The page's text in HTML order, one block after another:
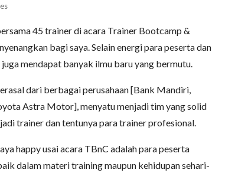
45 trainer di acara Trainer Bootcamp &
bagi saya. Selain energi para peserta dan
mendapat banyak ilmu baru yang bermutu.
dari berbagai perusahaan [Bank Mandiri,
Astra Motor], menyatu menjadi tim yang solid
trainer dan tentunya para trainer profesional.
happy usai acara TBnC adalah para peserta
dalam materi training maupun kehidupan sehari-